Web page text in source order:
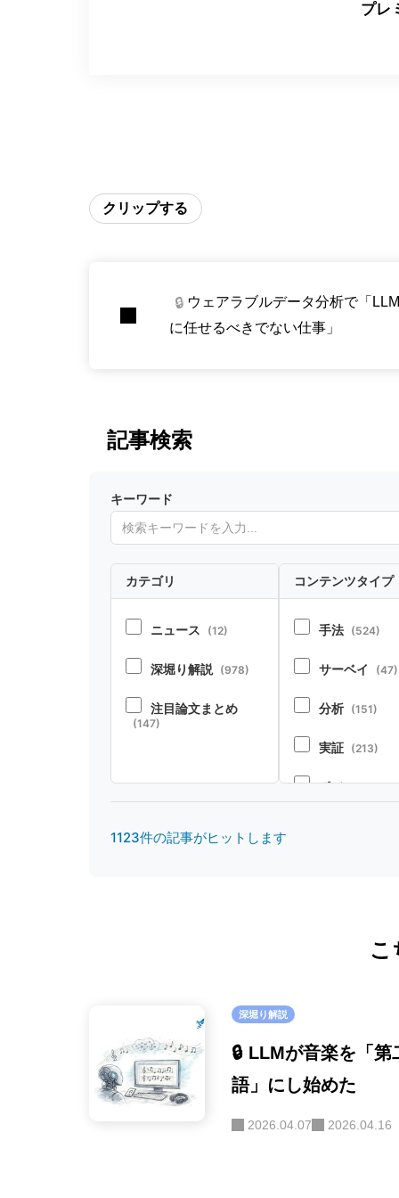
プレ
クリップする
🔒 ウェアラブルデータ分析で「
に任せるべきでない仕事」
記事検索
キーワード
カテゴリ
ニュース (12)
深堀り解説 (978)
注目論文まとめ
(147)
コンテンツタイプ
手法 (524)
サーベイ (47)
分析 (151)
実証 (213)
ポジション
1123件の記事がヒットします
こ
深堀り解説
🔒 LLMが音楽を「第
語」にし始めた
2026.04.07 2026.04.16